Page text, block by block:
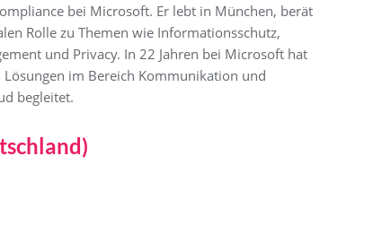
bei Microsoft. Er lebt in München, berät
Rolle zu Themen wie Informationsschutz,
und Privacy. In 22 Jahren bei Microsoft hat
im Bereich Kommunikation und
begleitet.